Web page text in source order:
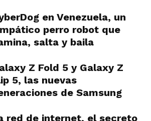
en Venezuela, un
perro robot que
salta y baila
Z Fold 5 y Galaxy Z
5, las nuevas
de Samsung
red de internet, el secreto